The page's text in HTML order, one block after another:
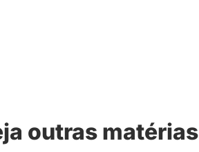
outras matérias